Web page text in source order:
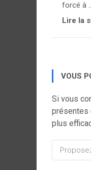
forcé à
Lire la
VOUS
Si vous
présentes
plus